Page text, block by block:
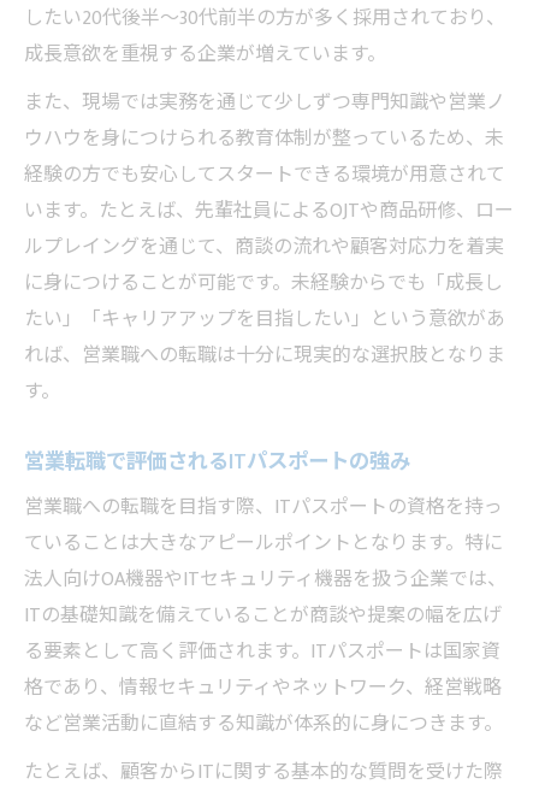
したい20代後半～30代前半の方が多く採用されており、
成長意欲を重視する企業が増えています。
また、現場では実務を通じて少しずつ専門知識や営業ノ
ウハウを身につけられる教育体制が整っているため、未
経験の方でも安心してスタートできる環境が用意されて
います。たとえば、先輩社員によるOJTや商品研修、ロー
ルプレイングを通じて、商談の流れや顧客対応力を着実
に身につけることが可能です。未経験からでも「成長し
たい」「キャリアアップを目指したい」という意欲があ
れば、営業職への転職は十分に現実的な選択肢となりま
す。
営業転職で評価されるITパスポートの強み
営業職への転職を目指す際、ITパスポートの資格を持っ
ていることは大きなアピールポイントとなります。特に
法人向けOA機器やITセキュリティ機器を扱う企業では、
ITの基礎知識を備えていることが商談や提案の幅を広げ
る要素として高く評価されます。ITパスポートは国家資
格であり、情報セキュリティやネットワーク、経営戦略
など営業活動に直結する知識が体系的に身につきます。
たとえば、顧客からITに関する基本的な質問を受けた際